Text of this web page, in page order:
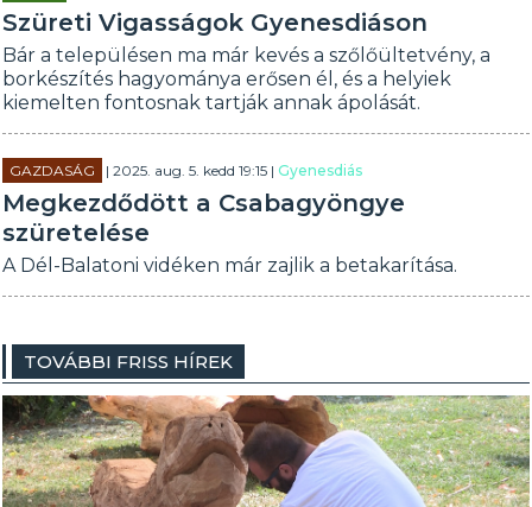
Szüreti Vigasságok Gyenesdiáson
Bár a településen ma már kevés a szőlőültetvény, a
borkészítés hagyománya erősen él, és a helyiek
kiemelten fontosnak tartják annak ápolását.
GAZDASÁG | 2025. aug. 5. kedd 19:15 |Gyenesdiás
Megkezdődött a Csabagyöngye
szüretelése
A Dél-Balatoni vidéken már zajlik a betakarítása.
TOVÁBBI FRISS HÍREK